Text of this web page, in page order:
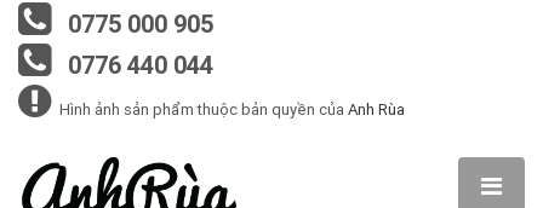
0775 000 905
0776 440 044
Hình ảnh sản phẩm thuộc bản quyền của Anh Rùa